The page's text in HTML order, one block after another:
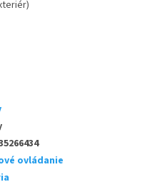
ovládanie